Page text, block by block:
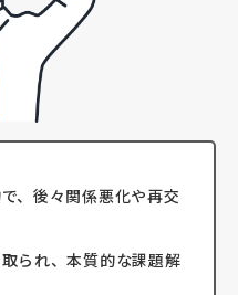
、後々関係悪化や再交
られ、本質的な課題解